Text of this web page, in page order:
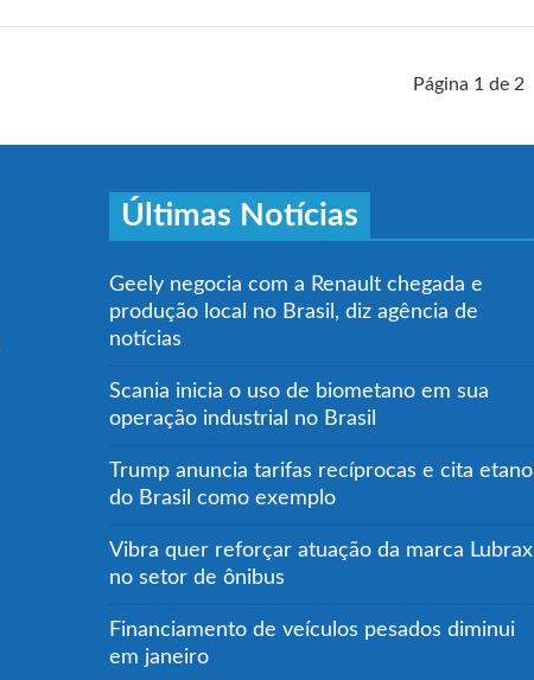
Página 1 de 2
Últimas Notícias
Geely negocia com a Renault chegada e
produção local no Brasil, diz agência de
notícias
Scania inicia o uso de biometano em sua
operação industrial no Brasil
Trump anuncia tarifas recíprocas e cita etanol
do Brasil como exemplo
Vibra quer reforçar atuação da marca Lubrax
no setor de ônibus
Financiamento de veículos pesados diminui
em janeiro